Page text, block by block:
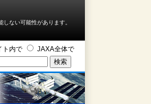
ない可能性があります。
ト内で JAXA全体で